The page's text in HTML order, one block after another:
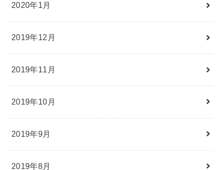
2020年1月
2019年12月
2019年11月
2019年10月
2019年9月
2019年8月